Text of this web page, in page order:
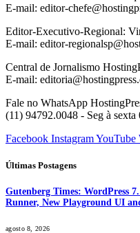
E-mail: editor-
Editor-Executivo-Regional:
E-mail: editor-
Central de Jornalismo
E-mail:
Fale no WhatsApp
(11) 94792.0048 - Seg à sexta
Facebook InstagramYouTube
Últimas Postagens
Gutenberg Times: WordPress
Runner, New Playground UI
agosto 8, 2026